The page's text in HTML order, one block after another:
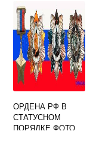
РАЗРЕШЕНИЯ
ОРДЕНА РФ В
СТАТУСНОМ
ПОРЯДКЕ ФОТО